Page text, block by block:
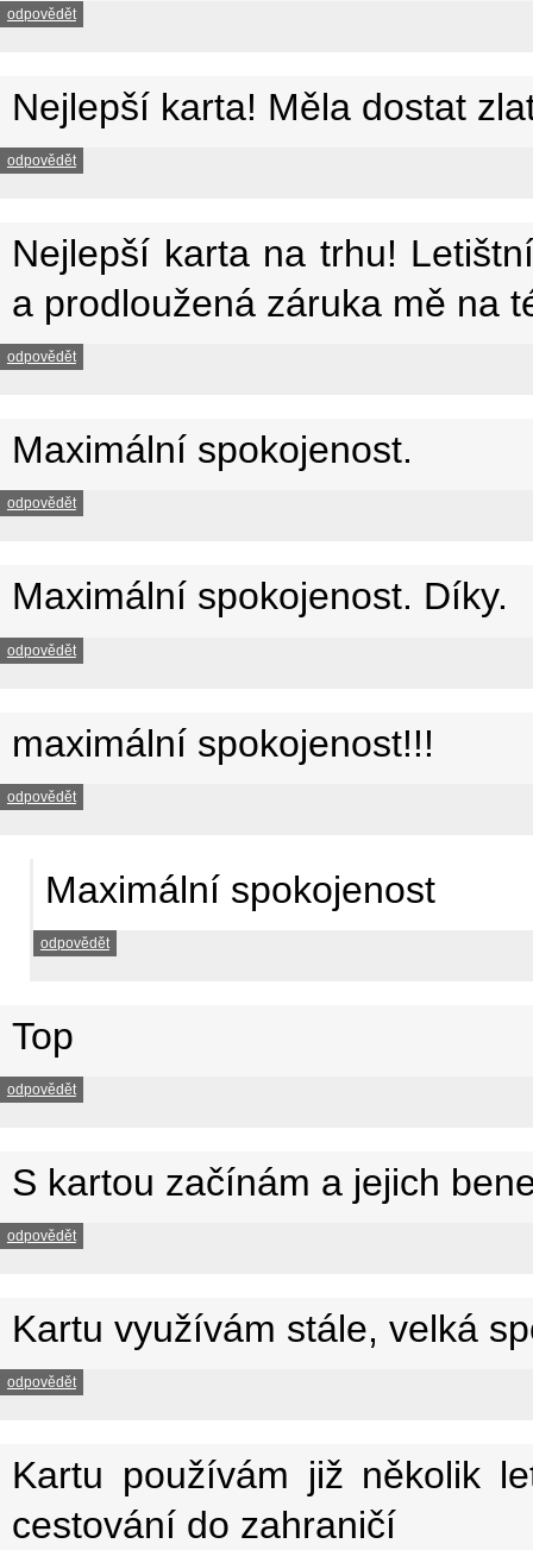
odpovědět
Nejlepší karta! Měla dostat
odpovědět
Nejlepší karta na trhu!
a prodloužená záruka mě na
odpovědět
Maximální spokojenost.
odpovědět
Maximální spokojenost. Díky.
odpovědět
maximální spokojenost!!!
odpovědět
Maximální spokojenost
odpovědět
Top
odpovědět
S kartou začínám a jejich
odpovědět
Kartu využívám stále, velká
odpovědět
Kartu používám již několik
cestování do zahraničí